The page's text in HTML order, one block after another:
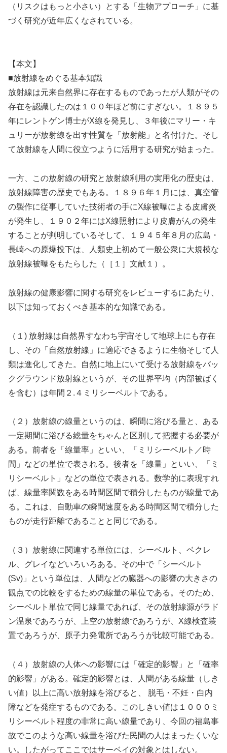
（リスクはもっと小さい）とする「生物アプローチ」に基
づく研究が近年広くなされている。
【本文】
■放射線をめぐる基本知識
放射線は元来自然界に存在するものであったが人類がその
存在を認識したのは１００年ほど前にすぎない。１８９５
年にレントゲン博士がX線を発見し、３年後にマリー・キ
ュリーが放射線を出す性質を「放射能」と名付けた。そし
て放射線を人間に役立つように活用する研究が始まった。
一方、この放射線の研究と放射線利用の実用化の歴史は、
放射線障害の歴史でもある。１８９６年１月には、真空管
の製作に従事していた技術者の手にX線被曝による皮膚炎
が発生し、１９０２年にはX線照射により皮膚がんの発生
することが判明しているそして、１９４５年８月の広島・
長崎への原爆投下は、人類史上初めて一般公衆に大規模な
放射線被曝をもたらした（［１］文献１）。
放射線の健康影響に関する研究をレビューするにあたり、
以下は知っておくべき基本的な知識である。
（１) 放射線は自然界すなわち宇宙そして地球上にも存在
し、その「自然放射線」に適応できるように生物そして人
類は進化してきた。自然に地上にいて受ける放射線をバッ
クグラウンド放射線というが、その世界平均（内部被ばく
を含む）は年間２.４ミリシーベルトである。
（２）放射線の線量というのは、瞬間に浴びる量と、ある
一定期間に浴びる総量をちゃんと区別して把握する必要が
ある。前者を「線量率」といい、「ミリシーベルト／時
間」などの単位で表される。後者を「線量」といい、「ミ
リシーベルト」などの単位で表される。数学的に表現すれ
ば、線量率関数をある時間区間で積分したものが線量であ
る。これは、自動車の瞬間速度をある時間区間で積分した
ものが走行距離であることと同じである。
（３）放射線に関連する単位には、シーベルト、ベクレ
ル、グレイなどいろいろある。その中で「シーベルト
(Sv)」という単位は、人間などの臓器への影響の大きさの
観点での比較をするための線量の単位である。そのため、
シーベルト単位で同じ線量であれば、その放射線源がラド
ン温泉であろうが、上空の放射線であろうが、X線検査装
置であろうが、原子力発電所であろうが比較可能である。
（４）放射線の人体への影響には「確定的影響」と「確率
的影響」がある。確定的影響とは、人間がある線量（しき
い値）以上に高い放射線を浴びると、 脱毛・不妊・白内
障などを発症するものである。このしきい値は１０００ミ
リシーベルト程度の非常に高い線量であり、今回の福島事
故でこのような高い線量を浴びた民間の人はまったくいな
い。したがってここではサーベイの対象とはしない。